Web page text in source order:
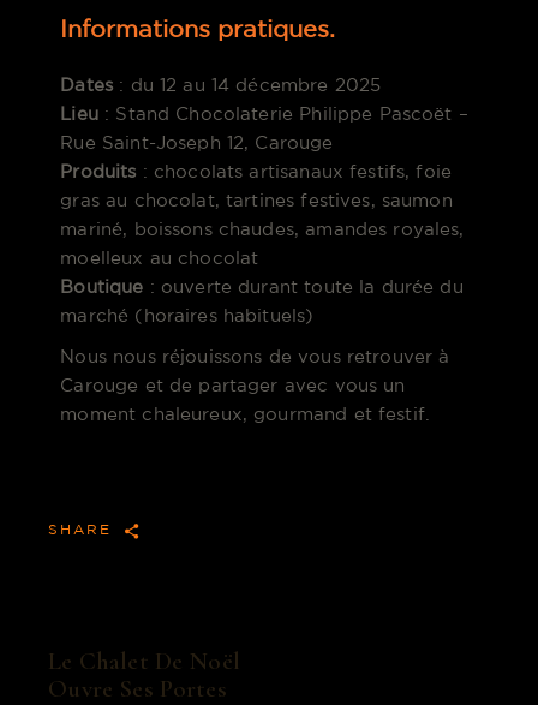
Informations pratiques.
Dates : du 12 au 14 décembre 2025
Lieu: Stand Chocolaterie Philippe Pascoët –
Rue Saint-Joseph 12, Carouge
Produits : chocolats artisanaux festifs, foie
gras au chocolat, tartines festives, saumon
mariné, boissons chaudes, amandes royales,
moelleux au chocolat
Boutique : ouverte durant toute la durée du
marché (horaires habituels)
Nous nous réjouissons de vous retrouver à
Carouge et de partager avec vous un
moment chaleureux, gourmand et festif.
SHARE
Le Chalet De Noël
Ouvre Ses Portes